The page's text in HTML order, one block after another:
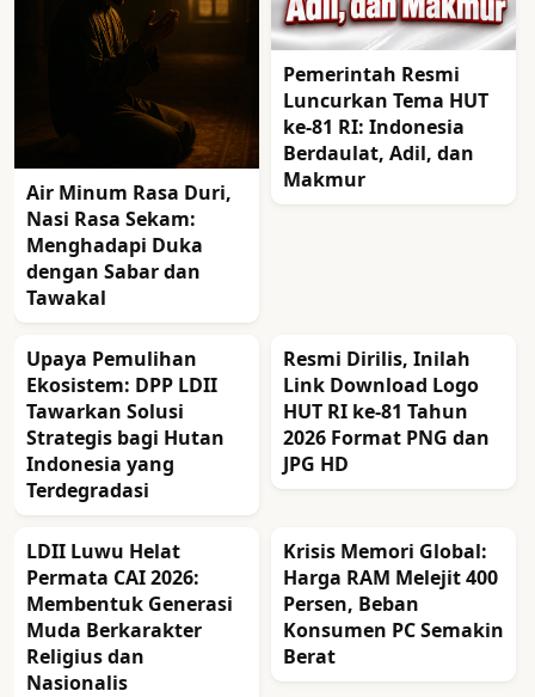
Air Minum Rasa Duri,
Nasi Rasa Sekam:
Menghadapi Duka
dengan Sabar dan
Tawakal
Pemerintah Resmi
Luncurkan Tema HUT
ke-81 RI: Indonesia
Berdaulat, Adil, dan
Makmur
Upaya Pemulihan
Ekosistem: DPP LDII
Tawarkan Solusi
Strategis bagi Hutan
Indonesia yang
Terdegradasi
Resmi Dirilis, Inilah
Link Download Logo
HUT RI ke-81 Tahun
2026 Format PNG dan
JPG HD
LDII Luwu Helat
Permata CAI 2026:
Membentuk Generasi
Muda Berkarakter
Religius dan
Nasionalis
Krisis Memori Global:
Harga RAM Melejit 400
Persen, Beban
Konsumen PC Semakin
Berat